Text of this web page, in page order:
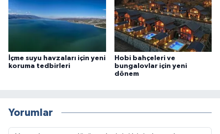
İçme suyu havzaları için yeni
koruma tedbirleri
Hobi bahçeleri ve
bungalovlar için yeni
dönem
Yorumlar